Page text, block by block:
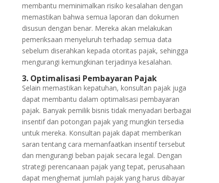
membantu meminimalkan risiko kesalahan dengan
memastikan bahwa semua laporan dan dokumen
disusun dengan benar. Mereka akan melakukan
pemeriksaan menyeluruh terhadap semua data
sebelum diserahkan kepada otoritas pajak, sehingga
mengurangi kemungkinan terjadinya kesalahan.
3. Optimalisasi Pembayaran Pajak
Selain memastikan kepatuhan, konsultan pajak juga
dapat membantu dalam optimalisasi pembayaran
pajak. Banyak pemilik bisnis tidak menyadari berbagai
insentif dan potongan pajak yang mungkin tersedia
untuk mereka. Konsultan pajak dapat memberikan
saran tentang cara memanfaatkan insentif tersebut
dan mengurangi beban pajak secara legal. Dengan
strategi perencanaan pajak yang tepat, perusahaan
dapat menghemat jumlah pajak yang harus dibayar